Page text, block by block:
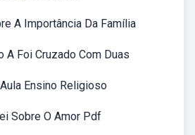
A Importância Da Família
A Foi Cruzado Com Duas
Ensino Religioso
Sobre O Amor Pdf